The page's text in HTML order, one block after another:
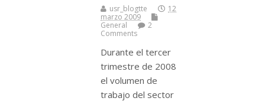
usr_blogtte
12
marzo 2009
General
2
Comments
Durante el tercer
trimestre de 2008
el volumen de
trabajo del sector